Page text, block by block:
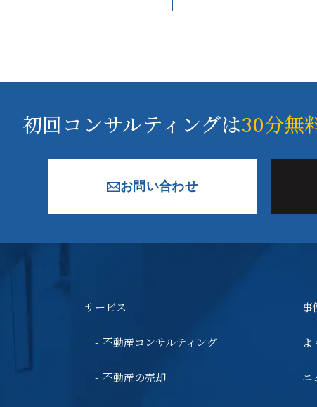
初回コンサルティングは30分無
お問い合わせ
サービス
不動産コンサルティング
不動産の売却
事
よ
ニ